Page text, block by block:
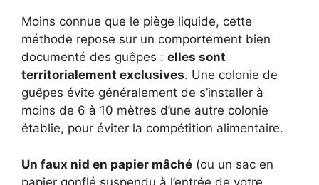
Moins connue que le piège liquide, cette
méthode repose sur un comportement bien
documenté des guêpes : elles sont
territorialement exclusives. Une colonie de
guêpes évite généralement de s’installer à
moins de 6 à 10 mètres d’une autre colonie
établie, pour éviter la compétition alimentaire.
Un faux nid en papier mâché (ou un sac en
papier gonflé suspendu à l’entrée de votre